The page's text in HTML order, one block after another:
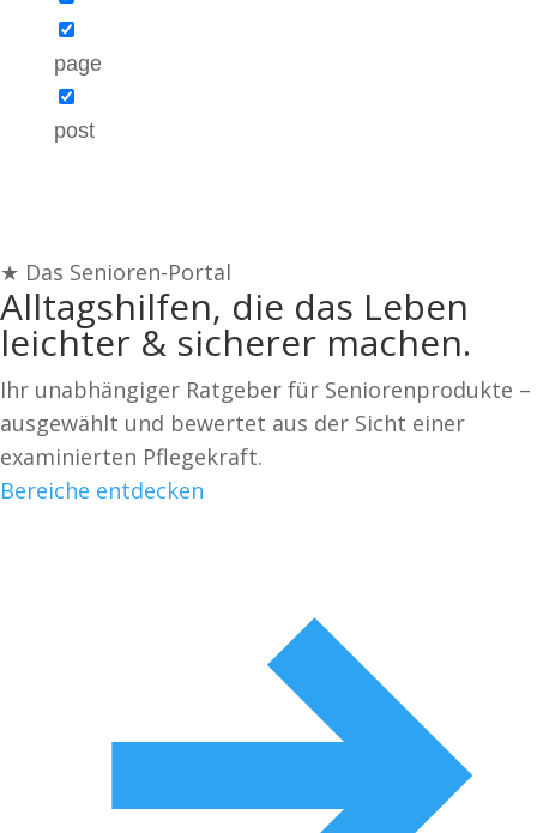
page
post
★ Das Senioren-Portal
Alltagshilfen, die das Leben
leichter & sicherer machen.
Ihr unabhängiger Ratgeber für Seniorenprodukte –
ausgewählt und bewertet aus der Sicht einer
examinierten Pflegekraft.
Bereiche entdecken